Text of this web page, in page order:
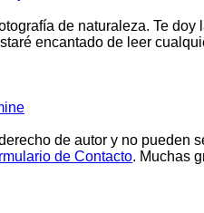
de naturaleza. Te
encantado de leer
de autor y no pueden
de Contacto. Muchas